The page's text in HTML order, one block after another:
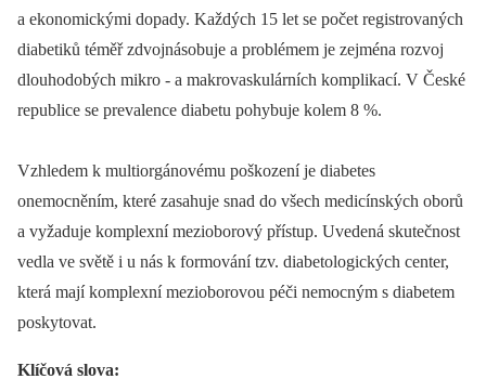
a ekonomickými dopady. Každých 15 let se počet registrovaných
diabetiků téměř zdvojnásobuje a problémem je zejména rozvoj
dlouhodobých mikro -⁠ a makrovaskulárních komplikací. V České
republice se prevalence diabetu pohybuje kolem 8 %.
Vzhledem k multiorgánovému poškození je diabetes
onemocněním, které zasahuje snad do všech medicínských oborů
a vyžaduje komplexní mezioborový přístup. Uvedená skutečnost
vedla ve světě i u nás k formování tzv. diabetologických center,
která mají komplexní mezioborovou péči nemocným s diabetem
poskytovat.
Klíčová slova: